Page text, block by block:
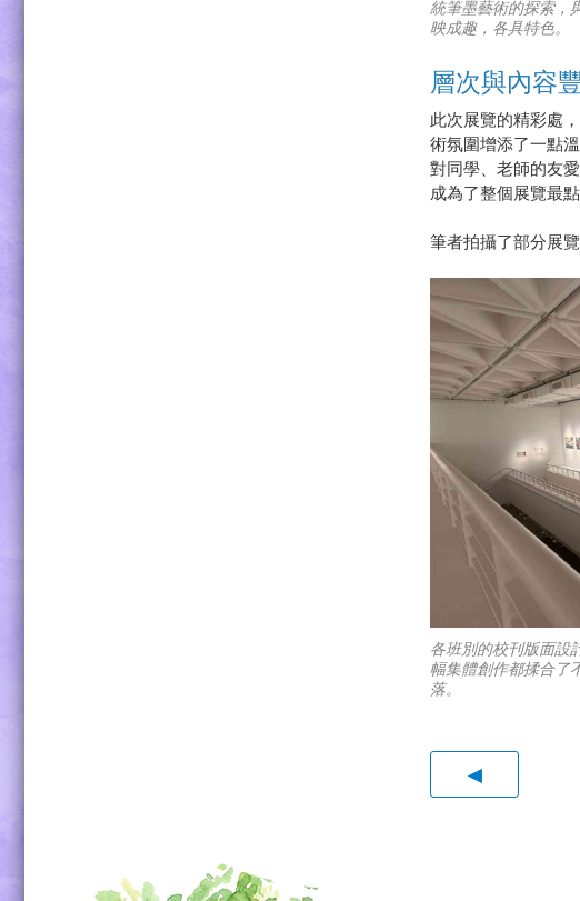
統筆墨藝術的探索，
映成趣，各具特色。
層次與內容
此次展覽的精彩處
術氛圍增添了一點
對同學、老師的友
成為了整個展覽最
筆者拍攝了部分展
各班別的校刊版面設
幅集體創作都揉合了
落。
◀